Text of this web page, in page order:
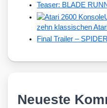
Teaser: BLADE
zehn klassischen
Final Trailer –
Neueste